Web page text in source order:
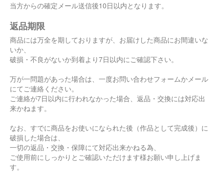
当方からの確定メール送信後10日以内となります。
返品期限
商品には万全を期しておりますが、お届けした商品にお間違いな
いか、
破損・不良がないか到着より7日以内にご確認下さい。
万が一問題があった場合は、一度お問い合わせフォームかメール
にてご連絡ください。
ご連絡が7日以内に行われなかった場合、返品・交換には対応出
来かねます。
なお、すでに商品をお使いになられた後（作品として完成後）に
破損した場合は、
一切の返品・交換・保障にて対応出来かねる為、
ご使用前にしっかりとご確認いただけます様お願い申し上げま
す。